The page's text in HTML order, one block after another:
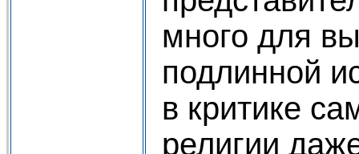
много для
подлинной
в критике
религии